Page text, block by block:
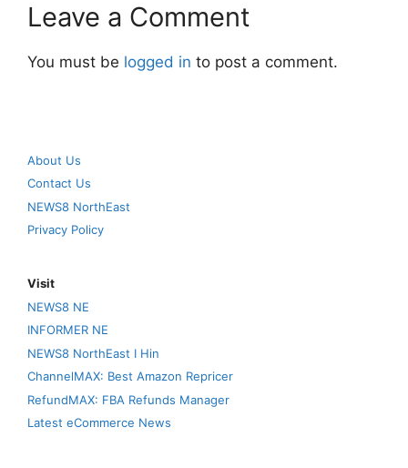
Leave a Comment
You must be logged in to post a comment.
About Us
Contact Us
NEWS8 NorthEast
Privacy Policy
Visit
NEWS8 NE
INFORMER NE
NEWS8 NorthEast I Hin
ChannelMAX: Best Amazon Repricer
RefundMAX: FBA Refunds Manager
Latest eCommerce News